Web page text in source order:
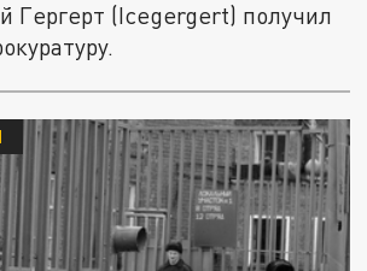
Гергерт (Icegergert) получил